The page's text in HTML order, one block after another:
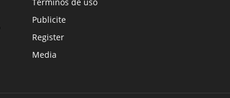
Publicite
Register
Media